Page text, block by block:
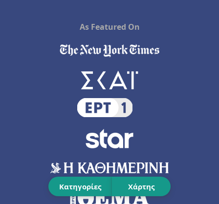
Κατηγορίες Χάρτης
As Featured On